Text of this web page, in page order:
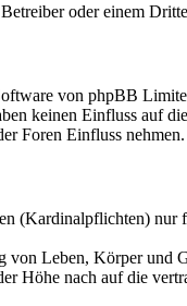
oder einem
von phpBB
keinen Einfluss auf
Foren Einfluss nehmen.
(Kardinalpflichten) nur
von Leben, Körper und
Höhe nach auf die